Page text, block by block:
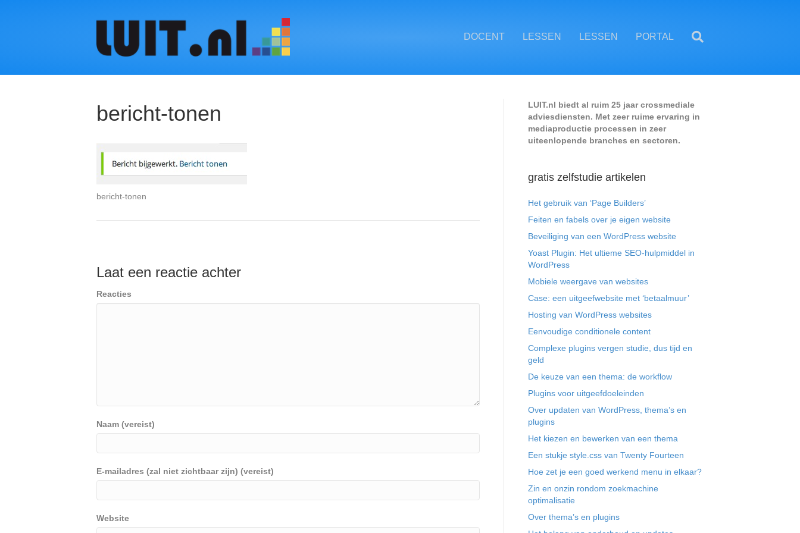
DOCENT LESSEN LESSEN PORTAL
bericht-tonen
bericht-tonen
Laat een reactie achter
Reacties
Naam (vereist)
E-mailadres (zal niet zichtbaar zijn) (vereist)
Website
LUIT.nl biedt al ruim 25 jaar crossmediale
adviesdiensten. Met zeer ruime ervaring in
mediaproductie processen in zeer
uiteenlopende branches en sectoren.
gratis zelfstudie artikelen
Het gebruik van ‘Page Builders’
Feiten en fabels over je eigen website
Beveiliging van een WordPress website
Yoast Plugin: Het ultieme SEO-hulpmiddel in
WordPress
Mobiele weergave van websites
Case: een uitgeefwebsite met ‘betaalmuur’
Hosting van WordPress websites
Eenvoudige conditionele content
Complexe plugins vergen studie, dus tijd en
geld
De keuze van een thema: de workflow
Plugins voor uitgeefdoeleinden
Over updaten van WordPress, thema’s en
plugins
Het kiezen en bewerken van een thema
Een stukje style.css van Twenty Fourteen
Hoe zet je een goed werkend menu in elkaar?
Zin en onzin rondom zoekmachine
optimalisatie
Over thema’s en plugins